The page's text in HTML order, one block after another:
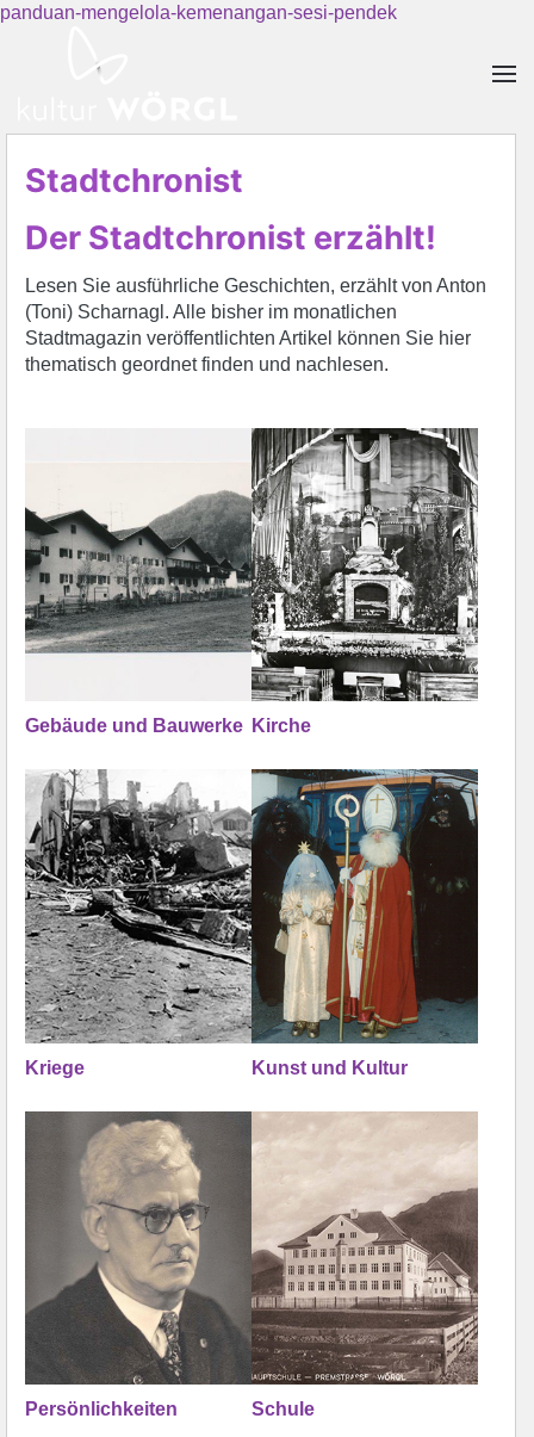
panduan-mengelola-kemenangan-sesi-pendek
Stadtchronist
Der Stadtchronist erzählt!
Lesen Sie ausführliche Geschichten, erzählt von Anton
(Toni) Scharnagl. Alle bisher im monatlichen
Stadtmagazin veröffentlichten Artikel können Sie hier
thematisch geordnet finden und nachlesen.
Gebäude und Bauwerke Kirche
Kriege Kunst und Kultur
Persönlichkeiten Schule